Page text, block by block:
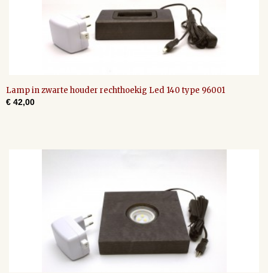
Lamp in zwarte houder rechthoekig Led 140 type 96001
€ 42,00